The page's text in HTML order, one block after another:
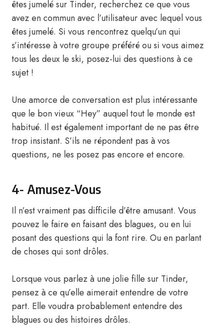
êtes jumelé sur Tinder, recherchez ce que vous
avez en commun avec l’utilisateur avec lequel vous
êtes jumelé. Si vous rencontrez quelqu’un qui
s’intéresse à votre groupe préféré ou si vous aimez
tous les deux le ski, posez-lui des questions à ce
sujet !
Une amorce de conversation est plus intéressante
que le bon vieux “Hey” auquel tout le monde est
habitué. Il est également important de ne pas être
trop insistant. S’ils ne répondent pas à vos
questions, ne les posez pas encore et encore.
4- Amusez-Vous
Il n’est vraiment pas difficile d’être amusant. Vous
pouvez le faire en faisant des blagues, ou en lui
posant des questions qui la font rire. Ou en parlant
de choses qui sont drôles.
Lorsque vous parlez à une jolie fille sur Tinder,
pensez à ce qu’elle aimerait entendre de votre
part. Elle voudra probablement entendre des
blagues ou des histoires drôles.